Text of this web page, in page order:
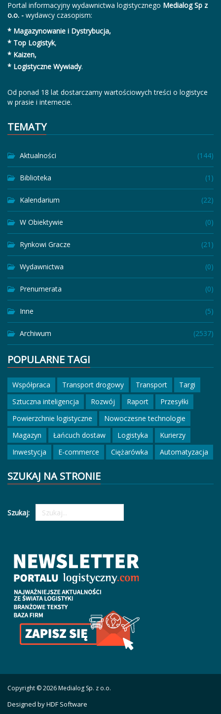
Portal informacyjny wydawnictwa logistycznego Medialog Sp z
o.o. - wydawcy czasopism:
* Magazynowanie i Dystrybucja,
* Top Logistyk,
* Kaizen,
* Logistyczne Wywiady.
Od ponad 18 lat dostarczamy wartościowych treści o logistyce
w prasie i internecie.
TEMATY
Aktualności (144)
Biblioteka (1)
Kalendarium (22)
W Obiektywie (0)
Rynkowi Gracze (21)
Wydawnictwa (0)
Prenumerata (0)
Inne (5)
Archiwum (2537)
POPULARNE TAGI
Współpraca Transport drogowy Transport
Targi
Sztuczna inteligencja
Rozwój Raport
Przesyłki
Powierzchnie logistyczne
Nowoczesne technologie
Magazyn
Łańcuch dostaw Logistyka
Kurierzy
Inwestycja
E-commerce Ciężarówka Automatyzacja
SZUKAJ NA STRONIE
Szukaj:
Copyright © 2026 Medialog Sp. z o.o.
Designed by HDF Software